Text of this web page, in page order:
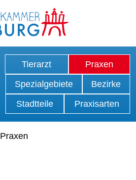
Tierarzt
Praxen
Spezialgebiete
Bezirke
Stadtteile
Praxisarten
Praxen